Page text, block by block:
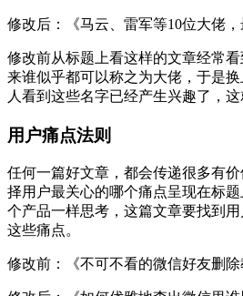
修改后：《马云、雷军等10位大佬，
修改前从标题上看这样的文章经常
来谁似乎都可以称之为大佬，于是
人看到这些名字已经产生兴趣了，这
用户痛点法则
任何一篇好文章，都会传递很多有
择用户最关心的哪个痛点呈现在标
个产品一样思考，这篇文章要找到
这些痛点。
修改前：《不可不看的微信好友删除